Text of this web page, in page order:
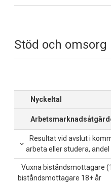
Stöd och omsorg
Nyckeltal
Resultat vid avslut i
arbeta eller studera, andel
Vuxna biståndsmottagare
biståndsmottagare 18+ år